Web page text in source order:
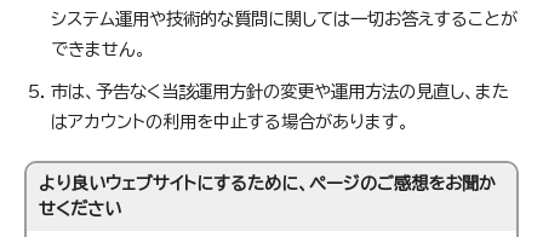
システム運用や技術的な質問に関しては一切お答えすることが
できません。
市は、予告なく当該運用方針の変更や運用方法の見直し、また
はアカウントの利用を中止する場合があります。
より良いウェブサイトにするために、ページのご感想をお聞か
せください